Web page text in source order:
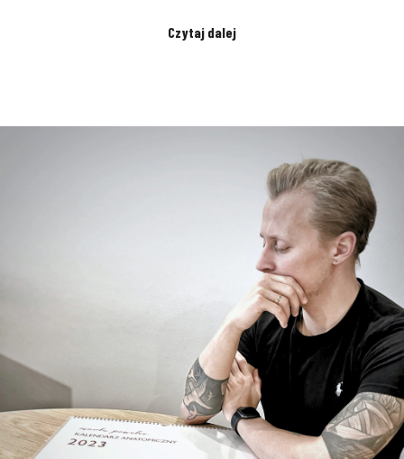
Czytaj dalej